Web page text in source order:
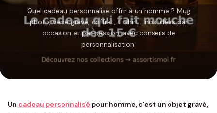
Quel cadeau personnalisé offrir à un homme ? Mug
photo, verre gravé, coffret, t-shirt… nos idées par
occasion et par passion, avec conseils de
personnalisation.
Un cadeau personnalisé pour homme, c’est un objet gravé,